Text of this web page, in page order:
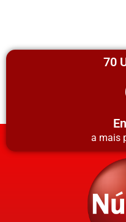
70
a mais